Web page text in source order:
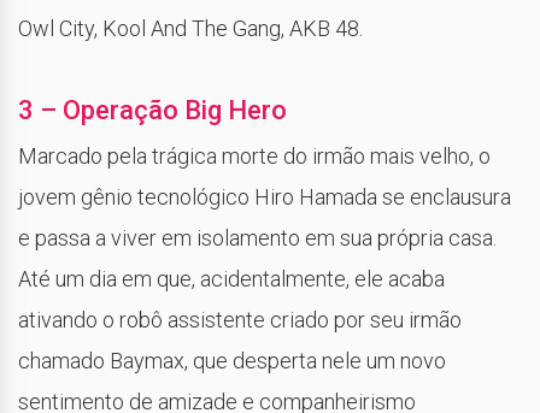
Owl City, Kool And The Gang, AKB 48.
3 – Operação Big Hero
Marcado pela trágica morte do irmão mais velho, o
jovem gênio tecnológico Hiro Hamada se enclausura
e passa a viver em isolamento em sua própria casa.
Até um dia em que, acidentalmente, ele acaba
ativando o robô assistente criado por seu irmão
chamado Baymax, que desperta nele um novo
sentimento de amizade e companheirismo